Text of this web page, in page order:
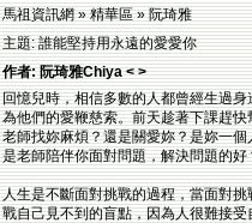
馬祖資訊網 » 精華區 » 阮琦雅
主題: 誰能堅持用永遠的愛愛你
作者: 阮琦雅Chiya < >
回憶兒時，相信多數的人都曾經生過
為他們的愛鞭慈索。前天趁著下課趕
老師找妳麻煩？還是關愛妳？是妳一
是老師陪伴你面對問題，解決問題的
人生是不斷面對挑戰的過程，當面對
戰自己見不到的盲點，因為人很難接